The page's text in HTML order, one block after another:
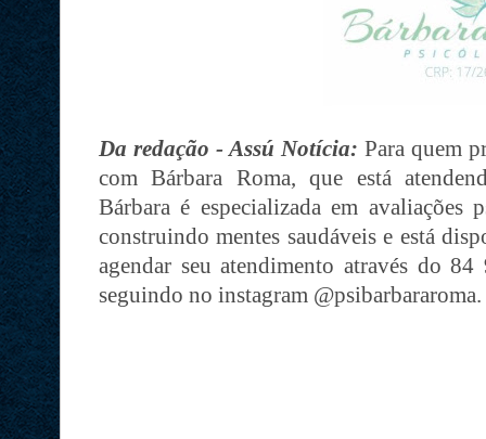
Da redação - Assú Notícia: Para quem
com Bárbara Roma, que está
Bárbara é especializada em avaliações
construindo mentes saudáveis e está
agendar seu atendimento através do
seguindo no instagram @psibarbararoma.